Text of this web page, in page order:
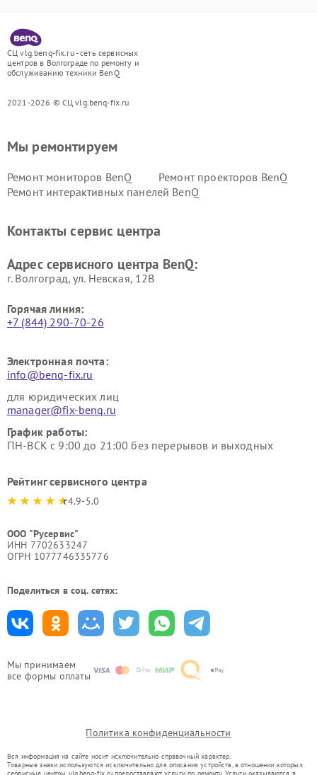
СЦ vlg.benq-fix.ru - сеть сервисных
центров в Волгограде по ремонту и
обслуживанию техники BenQ
2021-2026 © СЦ vlg.benq-fix.ru
Мы принимаем
все формы оплаты
Мы ремонтируем
Ремонт мониторов BenQ
Ремонт проекторов BenQ
Ремонт интерактивных панелей BenQ
Контакты сервис центра
Адрес сервисного центра BenQ:
г. Волгоград, ул. Невская, 12В
Горячая линия:
+7 (844) 290-70-26
Электронная почта:
info@benq-fix.ru
для юридических лиц
manager@fix-benq.ru
График работы:
ПН-ВСК с 9:00 до 21:00 без перерывов и выходных
Рейтинг сервисного центра
4.9-5.0
ООО "Русервис"
ИНН 7702633247
ОГРН 1077746335776
Поделиться в соц. сетях:
Политика конфиденциальности
Вся информация на сайте носит исключительно справочный характер.
Товарные знаки используются исключительно для описания устройств, в отношении которых